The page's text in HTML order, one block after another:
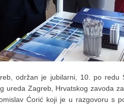
održan je jubilarni, 10. po redu
ureda Zagreb, Hrvatskog zavoda
Ćorić koji je u razgovoru s